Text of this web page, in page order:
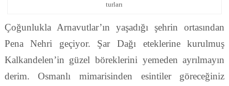
turları
Çoğunlukla Arnavutlar’ın yaşadığı şehrin ortasından
Pena Nehri geçiyor. Şar Dağı eteklerine kurulmuş
Kalkandelen’in güzel böreklerini yemeden ayrılmayın
derim. Osmanlı mimarisinden esintiler göreceğiniz